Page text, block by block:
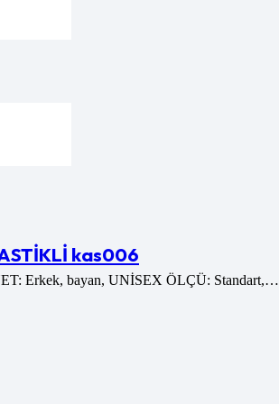
kas006
Erkek, bayan, UNİSEX ÖLÇÜ: Standart,…